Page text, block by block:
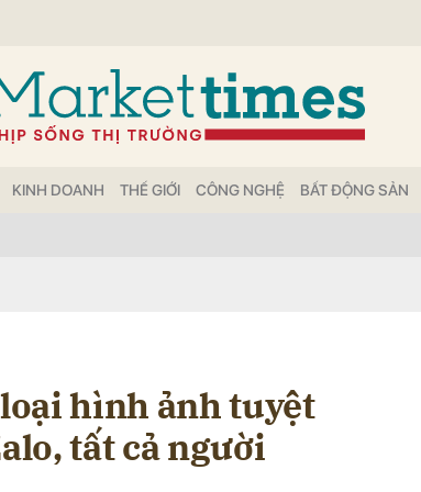
KINH DOANH THẾ GIỚI CÔNG NGHỆ BẤT ĐỘNG SẢN
hình ảnh tuyệt
tất cả người